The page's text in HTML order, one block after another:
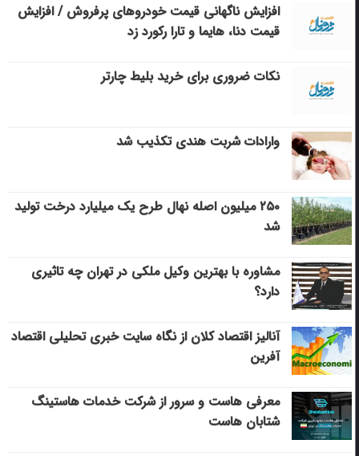
افزایش ناگهانی قیمت خودروهای پرفروش / افزایش
قیمت دنا، هایما و تارا رکورد زد
نکات ضروری برای خرید بلیط چارتر
وارادات شربت هندی تکذیب شد
۲۵۰ میلیون اصله نهال طرح یک میلیارد درخت تولید
شد
مشاوره با بهترین وکیل ملکی در تهران چه تاثیری
دارد؟
آنالیز اقتصاد کلان از نگاه سایت خبری تحلیلی اقتصاد
آفرین
معرفی هاست و سرور از شرکت خدمات هاستینگ
شتابان هاست